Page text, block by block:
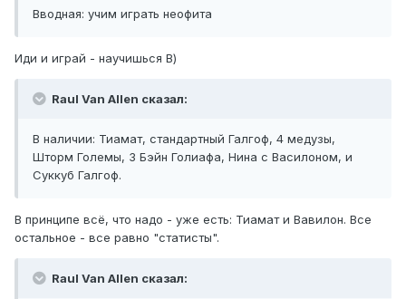
Вводная: учим играть неофита
Иди и играй - научишься В)
Raul Van Allen сказал:
В наличии: Тиамат, стандартный Галгоф, 4 медузы,
Шторм Големы, 3 Бэйн Голиафа, Нина с Василоном, и
Суккуб Галгоф.
В принципе всё, что надо - уже есть: Тиамат и Вавилон. Все
остальное - все равно "статисты".
Raul Van Allen сказал: